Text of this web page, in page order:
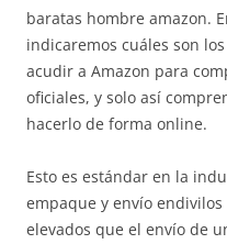
baratas hombre amazon.
indicaremos cuáles son
acudir a Amazon para
oficiales, y solo así
hacerlo de forma online.
Esto es estándar en la
empaque y envío
elevados que el envío de